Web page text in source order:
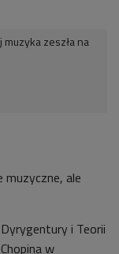
zeszła na
muzyczne, ale
i Teorii
w